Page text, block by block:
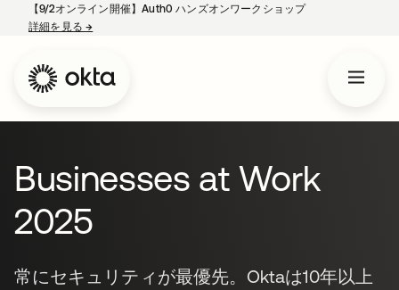
【9/2オンライン開催】Auth0 ハンズオンワークショップ
詳細を見る→
Businesses at Work
2025
常にセキュリティが最優先。Oktaは10年以上